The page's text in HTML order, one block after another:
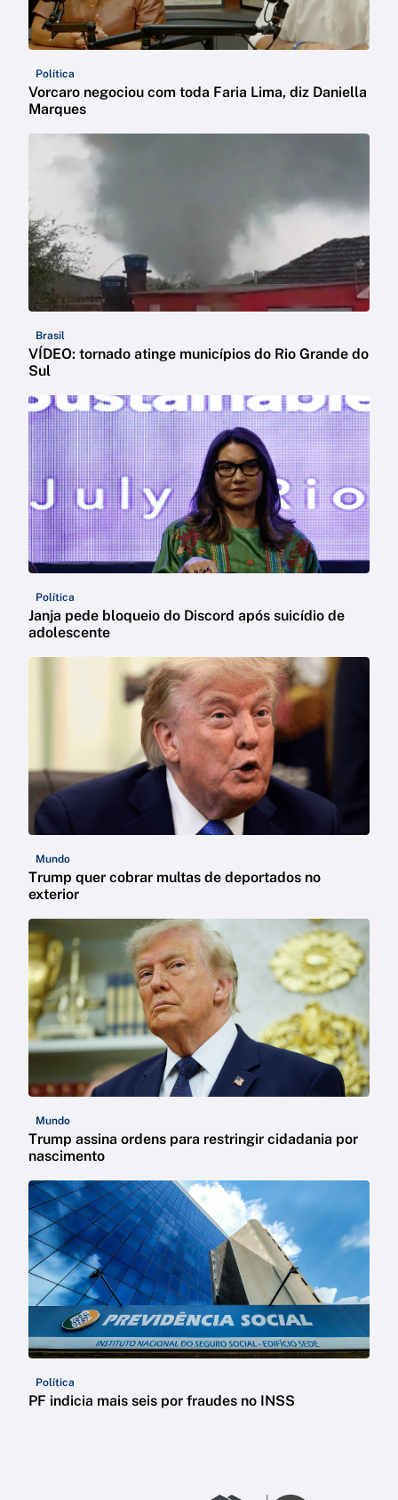
Política
Vorcaro negociou com toda Faria Lima, diz Daniella
Marques
Brasil
VÍDEO: tornado atinge municípios do Rio Grande do
Sul
Política
Janja pede bloqueio do Discord após suicídio de
adolescente
Mundo
Trump quer cobrar multas de deportados no
exterior
Mundo
Trump assina ordens para restringir cidadania por
nascimento
Política
PF indicia mais seis por fraudes no INSS